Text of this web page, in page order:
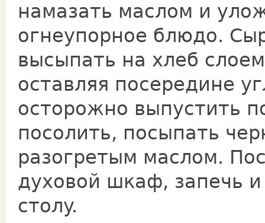
намазать маслом и
огнеупорное блюдо.
высыпать на хлеб
оставляя посередине
осторожно выпустить
посолить, посыпать
разогретым маслом.
духовой шкаф, запечь
cтoлy.